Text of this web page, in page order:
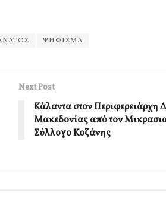
ΨΗΦΙΣΜΑ
Next Post
Κάλαντα στον Περιφερειάρχη
Μακεδονίας από τον
Σύλλογο Κοζάνης